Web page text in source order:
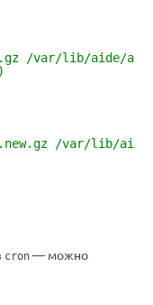
/var/lib/aide/a
/var/lib/ai
cron — можно